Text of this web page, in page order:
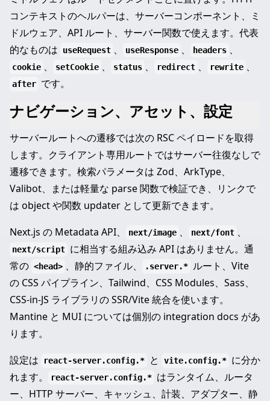
コンテキストのヘルパーは、サーバーコンポーネント、ミ
ドルウェア、API ルート、サーバー関数で使えます。代表
的なものは
useRequest 、 useResponse 、 headers 、
cookie 、 setCookie 、 status 、 redirect 、 rewrite 、
after です。
ナビゲーション、アセット、設定
サーバールートへの遷移では次の RSC ペイロードを取得
します。クライアント専用ルートではサーバー往復なしで
遷移できます。検索パラメータは Zod、ArkType、
Valibot、または軽量な parse 関数で検証でき、リンクで
は object や関数 updater として更新できます。
Next.js の Metadata API、
next/image 、 next/font 、
next/script に相当する組み込み API はありません。通
常の <head> 、静的ファイル、 .server.* ルート、Vite
の CSS パイプライン、Tailwind、CSS Modules、Sass、
CSS-in-JS ライブラリの SSR/Vite 統合を使います。
Mantine と MUI については個別の integration docs があ
ります。
設定は
react-server.config.* と vite.config.* に分か
れます。
react-server.config.* はランタイム、ルータ
ー、HTTP サーバー、キャッシュ、計装、アダプター、静